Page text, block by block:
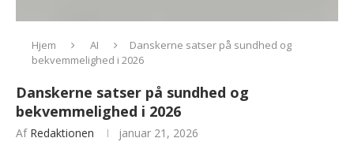
Hjem AI
Danskerne satser på sundhed og
bekvemmelighed i 2026
Danskerne satser på sundhed og
bekvemmelighed i 2026
Af Redaktionen januar 21, 2026